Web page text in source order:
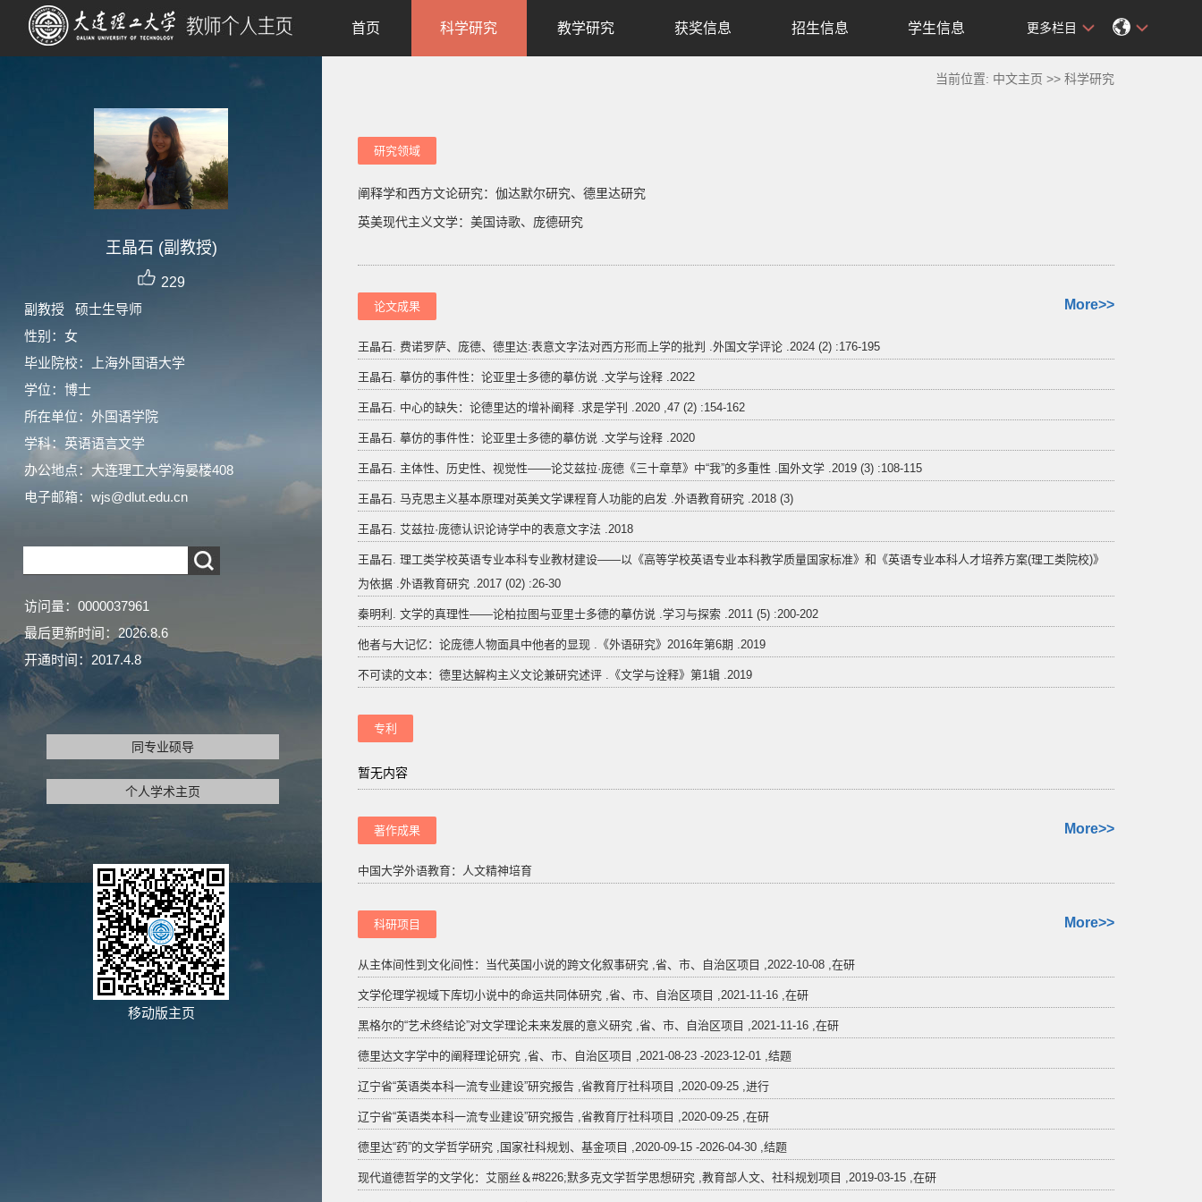
王晶石 (副教授)
229
副教授 硕士生导师
性别：女
毕业院校：上海外国语大学
学位：博士
所在单位：外国语学院
学科：英语语言文学
办公地点：大连理工大学海晏楼408
电子邮箱： wjs@dlut.edu.cn
访问量： 0000037961
最后更新时间： 2026.8.6
开通时间： 2017.4.8
同专业硕导
个人学术主页
移动版主页
首页 科学研究 教学研究 获奖信息 招生信息 学生信息 更多栏目
当前位置: 中文主页 >>科学研究
研究领域
阐释学和西方文论研究：伽达默尔研究、德里达研究
英美现代主义文学：美国诗歌、庞德研究
论文成果 More>>
王晶石. 费诺罗萨、庞德、德里达:表意文字法对西方形而上学的批判 .外国文学评论 .2024 (2) :176-195
王晶石. 摹仿的事件性：论亚里士多德的摹仿说 .文学与诠释 .2022
王晶石. 中心的缺失：论德里达的增补阐释 .求是学刊 .2020 ,47 (2) :154-162
王晶石. 摹仿的事件性：论亚里士多德的摹仿说 .文学与诠释 .2020
王晶石. 主体性、历史性、视觉性——论艾兹拉·庞德《三十章草》中“我”的多重性 .国外文学 .2019 (3) :108-115
王晶石. 马克思主义基本原理对英美文学课程育人功能的启发 .外语教育研究 .2018 (3)
王晶石. 艾兹拉·庞德认识论诗学中的表意文字法 .2018
王晶石. 理工类学校英语专业本科专业教材建设——以《高等学校英语专业本科教学质量国家标准》和《英语专业本科人才培养方案(理工类院校)》
为依据 .外语教育研究 .2017 (02) :26-30
秦明利. 文学的真理性——论柏拉图与亚里士多德的摹仿说 .学习与探索 .2011 (5) :200-202
他者与大记忆：论庞德人物面具中他者的显现 .《外语研究》2016年第6期 .2019
不可读的文本：德里达解构主义文论兼研究述评 .《文学与诠释》第1辑 .2019
专利
暂无内容
著作成果 More>>
中国大学外语教育：人文精神培育
科研项目 More>>
从主体间性到文化间性：当代英国小说的跨文化叙事研究 ,省、市、自治区项目 ,2022-10-08 ,在研
文学伦理学视域下库切小说中的命运共同体研究 ,省、市、自治区项目 ,2021-11-16 ,在研
黑格尔的“艺术终结论”对文学理论未来发展的意义研究 ,省、市、自治区项目 ,2021-11-16 ,在研
德里达文字学中的阐释理论研究 ,省、市、自治区项目 ,2021-08-23 -2023-12-01 ,结题
辽宁省“英语类本科一流专业建设”研究报告 ,省教育厅社科项目 ,2020-09-25 ,进行
辽宁省“英语类本科一流专业建设”研究报告 ,省教育厅社科项目 ,2020-09-25 ,在研
德里达“药”的文学哲学研究 ,国家社科规划、基金项目 ,2020-09-15 -2026-04-30 ,结题
现代道德哲学的文学化：艾丽丝＆#8226;默多克文学哲学思想研究 ,教育部人文、社科规划项目 ,2019-03-15 ,在研